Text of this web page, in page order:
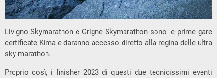
Livigno Skymarathon e Grigne Skymarathon sono le prime gare
certificate Kima e daranno accesso diretto alla regina delle ultra
sky marathon.
Proprio così, i finisher 2023 di questi due tecnicissimi eventi